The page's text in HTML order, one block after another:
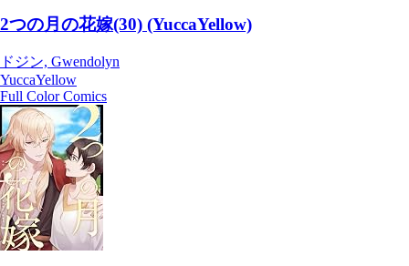
2つの月の花嫁(30) (YuccaYellow)
ドジン, Gwendolyn
YuccaYellow
Full Color Comics